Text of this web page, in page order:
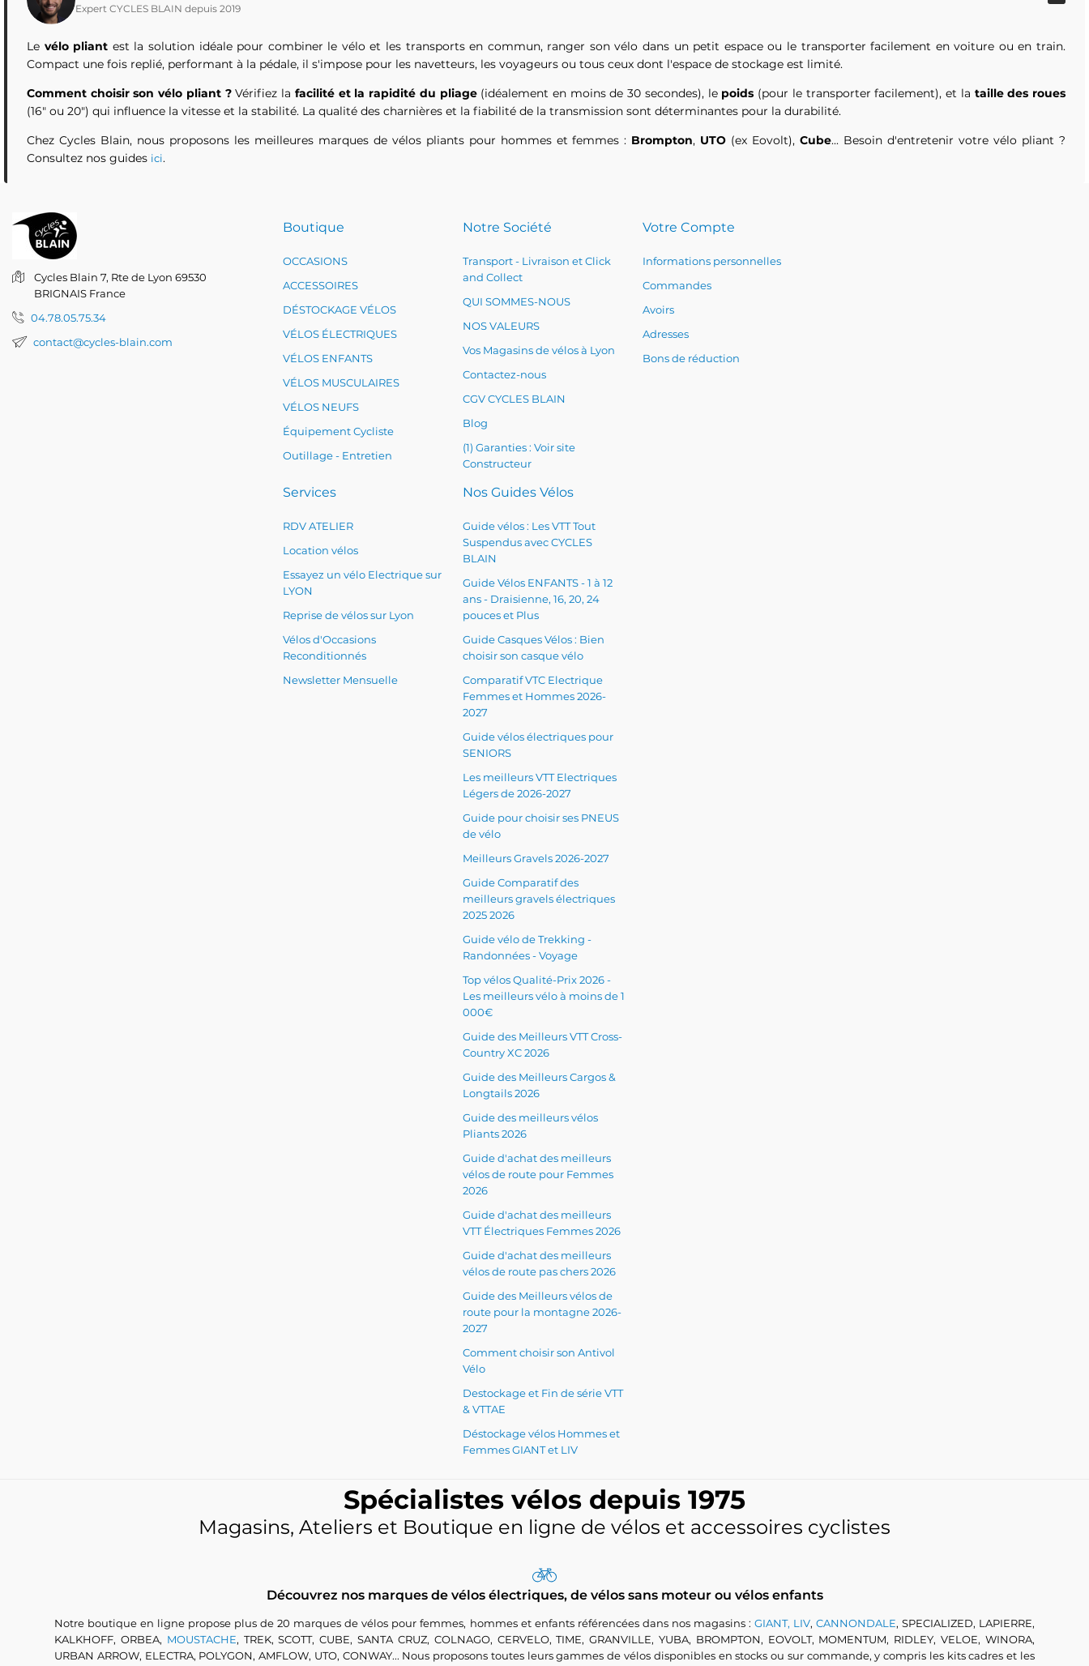
Expert CYCLES BLAIN depuis 2019
Le vélo pliant est la solution idéale pour combiner le vélo et les transports en commun, ranger son vélo dans un petit espace ou le transporter facilement en voiture ou en train.
Compact une fois replié, performant à la pédale, il s'impose pour les navetteurs, les voyageurs ou tous ceux dont l'espace de stockage est limité.
Comment choisir son vélo pliant ?Vérifiez la facilité et la rapidité du pliage(idéalement en moins de 30 secondes), le poids (pour le transporter facilement), et la taille des roues
(16" ou 20") qui influence la vitesse et la stabilité. La qualité des charnières et la fiabilité de la transmission sont déterminantes pour la durabilité.
Chez Cycles Blain, nous proposons les meilleures marques de vélos pliants pour hommes et femmes : Brompton, UTO (ex Eovolt),Cube... Besoin d'entretenir votre vélo pliant ?
Consultez nos guides ici.
Cycles Blain 7, Rte de Lyon 69530
BRIGNAIS France
04.78.05.75.34
contact@cycles-blain.com
Boutique
OCCASIONS
ACCESSOIRES
DÉSTOCKAGE VÉLOS
VÉLOS ÉLECTRIQUES
VÉLOS ENFANTS
VÉLOS MUSCULAIRES
VÉLOS NEUFS
Équipement Cycliste
Outillage - Entretien
Notre Société
Transport - Livraison et Click
and Collect
QUI SOMMES-NOUS
NOS VALEURS
Vos Magasins de vélos à Lyon
Contactez-nous
CGV CYCLES BLAIN
Blog
(1) Garanties : Voir site
Constructeur
Services
RDV ATELIER
Location vélos
Essayez un vélo Electrique sur
LYON
Reprise de vélos sur Lyon
Vélos d'Occasions
Reconditionnés
Newsletter Mensuelle
Nos Guides Vélos
Guide vélos : Les VTT Tout
Suspendus avec CYCLES
BLAIN
Guide Vélos ENFANTS - 1 à 12
ans - Draisienne, 16, 20, 24
pouces et Plus
Guide Casques Vélos : Bien
choisir son casque vélo
Comparatif VTC Electrique
Femmes et Hommes 2026-
2027
Guide vélos électriques pour
SENIORS
Les meilleurs VTT Electriques
Légers de 2026-2027
Guide pour choisir ses PNEUS
de vélo
Meilleurs Gravels 2026-2027
Guide Comparatif des
meilleurs gravels électriques
2025 2026
Guide vélo de Trekking -
Randonnées - Voyage
Top vélos Qualité-Prix 2026 -
Les meilleurs vélo à moins de 1
000€
Guide des Meilleurs VTT Cross-
Country XC 2026
Guide des Meilleurs Cargos &
Longtails 2026
Guide des meilleurs vélos
Pliants 2026
Guide d'achat des meilleurs
vélos de route pour Femmes
2026
Guide d'achat des meilleurs
VTT Électriques Femmes 2026
Guide d'achat des meilleurs
vélos de route pas chers 2026
Guide des Meilleurs vélos de
route pour la montagne 2026-
2027
Comment choisir son Antivol
Vélo
Destockage et Fin de série VTT
& VTTAE
Déstockage vélos Hommes et
Femmes GIANT et LIV
Votre Compte
Informations personnelles
Commandes
Avoirs
Adresses
Bons de réduction
Spécialistes vélos depuis 1975
Magasins, Ateliers et Boutique en ligne de vélos et accessoires cyclistes
Découvrez nos marques de vélos électriques, de vélos sans moteur ou vélos enfants
Notre boutique en ligne propose plus de 20 marques de vélos pour femmes, hommes et enfants référencées dans nos magasins : GIANT, LIV, CANNONDALE, SPECIALIZED, LAPIERRE,
KALKHOFF, ORBEA, MOUSTACHE, TREK, SCOTT, CUBE, SANTA CRUZ, COLNAGO, CERVELO, TIME, GRANVILLE, YUBA, BROMPTON, EOVOLT, MOMENTUM, RIDLEY, VELOE, WINORA,
URBAN ARROW, ELECTRA, POLYGON, AMFLOW, UTO, CONWAY... Nous proposons toutes leurs gammes de vélos disponibles en stocks ou sur commande, y compris les kits cadres et les